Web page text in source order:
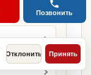
Отклонить Принять
Позвонить